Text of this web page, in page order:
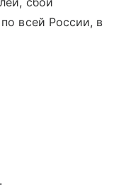
всей России, в